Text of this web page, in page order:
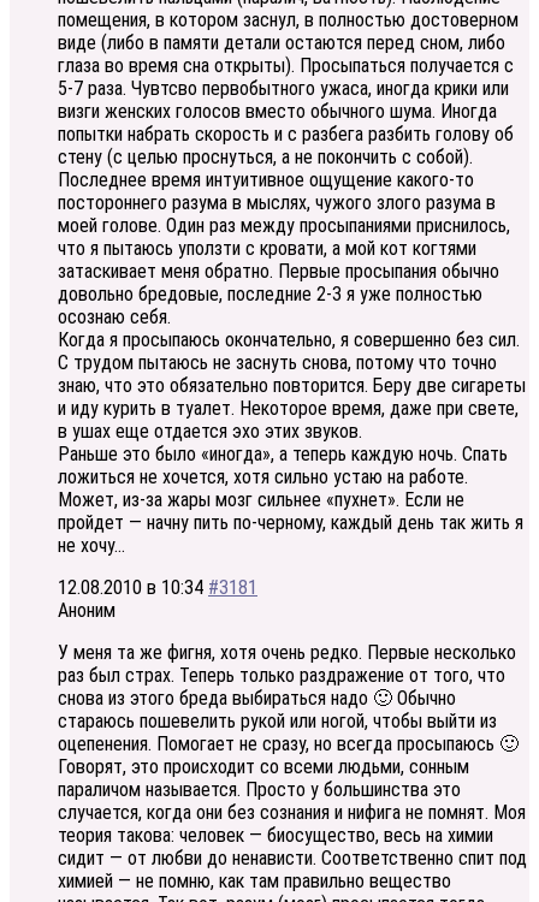
помещения, в котором заснул, в полностью достоверном
виде (либо в памяти детали остаются перед сном, либо
глаза во время сна открыты). Просыпаться получается с
5-7 раза. Чувтсво первобытного ужаса, иногда крики или
визги женских голосов вместо обычного шума. Иногда
попытки набрать скорость и с разбега разбить голову об
стену (с целью проснуться, а не покончить с собой).
Последнее время интуитивное ощущение какого-то
постороннего разума в мыслях, чужого злого разума в
моей голове. Один раз между просыпаниями приснилось,
что я пытаюсь уползти с кровати, а мой кот когтями
затаскивает меня обратно. Первые просыпания обычно
довольно бредовые, последние 2-3 я уже полностью
осознаю себя.
Когда я просыпаюсь окончательно, я совершенно без сил.
С трудом пытаюсь не заснуть снова, потому что точно
знаю, что это обязательно повторится. Беру две сигареты
и иду курить в туалет. Некоторое время, даже при свете,
в ушах еще отдается эхо этих звуков.
Раньше это было «иногда», а теперь каждую ночь. Спать
ложиться не хочется, хотя сильно устаю на работе.
Может, из-за жары мозг сильнее «пухнет». Если не
пройдет — начну пить по-черному, каждый день так жить я
не хочу…
12.08.2010 в 10:34 #3181
Аноним
У меня та же фигня, хотя очень редко. Первые несколько
раз был страх. Теперь только раздражение от того, что
снова из этого бреда выбираться надо 🙂 Обычно
стараюсь пошевелить рукой или ногой, чтобы выйти из
оцепенения. Помогает не сразу, но всегда просыпаюсь 🙂
Говорят, это происходит со всеми людьми, сонным
параличом называется. Просто у большинства это
случается, когда они без сознания и нифига не помнят. Моя
теория такова: человек — биосущество, весь на химии
сидит — от любви до ненависти. Соответственно спит под
химией — не помню, как там правильно вещество